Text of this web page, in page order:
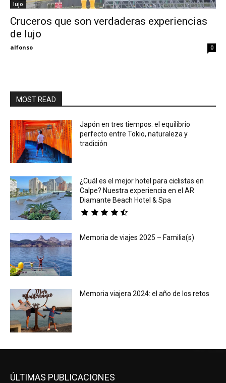
lujo
Cruceros que son verdaderas experiencias
de lujo
alfonso 0
MOST READ
Japón en tres tiempos: el equilibrio
perfecto entre Tokio, naturaleza y
tradición
¿Cuál es el mejor hotel para ciclistas en
Calpe? Nuestra experiencia en el AR
Diamante Beach Hotel & Spa
Memoria de viajes 2025 – Familia(s)
Memoria viajera 2024: el año de los retos
ÚLTIMAS PUBLICACIONES